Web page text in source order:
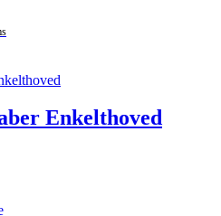
Enkelthoved